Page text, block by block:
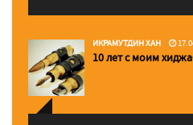
ИКРАМУТДИН ХАН
10 лет с моим